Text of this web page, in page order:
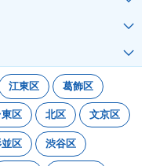
江東区 葛飾区
東区 北区 文京区
区 渋谷区